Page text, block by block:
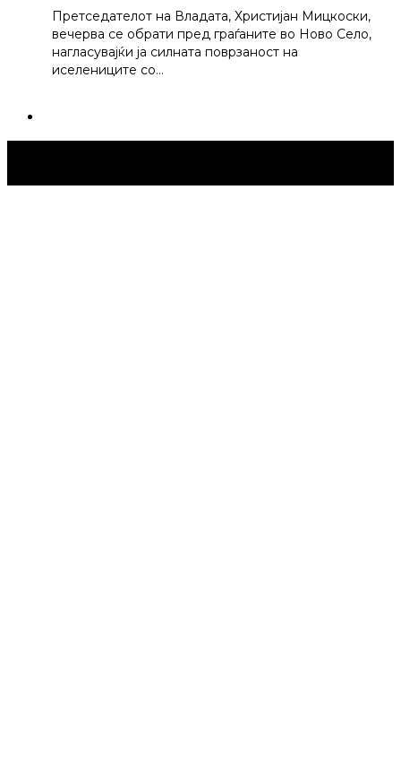
Претседателот на Владата, Христијан Мицкоски,
вечерва се обрати пред граѓаните во Ново Село,
нагласувајќи ја силната поврзаност на
иселениците со…